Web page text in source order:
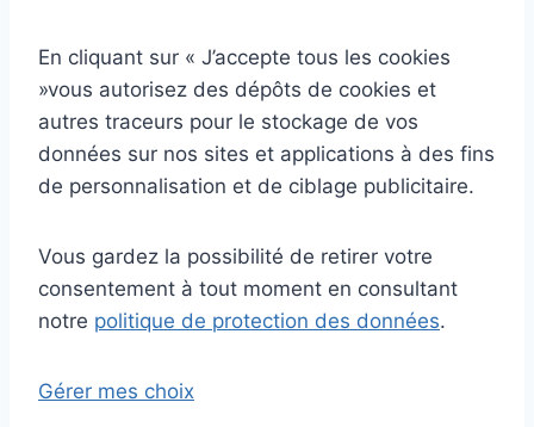
En cliquant sur « J’accepte tous les cookies
»vous autorisez des dépôts de cookies et
autres traceurs pour le stockage de vos
données sur nos sites et applications à des fins
de personnalisation et de ciblage publicitaire.
Vous gardez la possibilité de retirer votre
consentement à tout moment en consultant
notre politique de protection des données.
Gérer mes choix